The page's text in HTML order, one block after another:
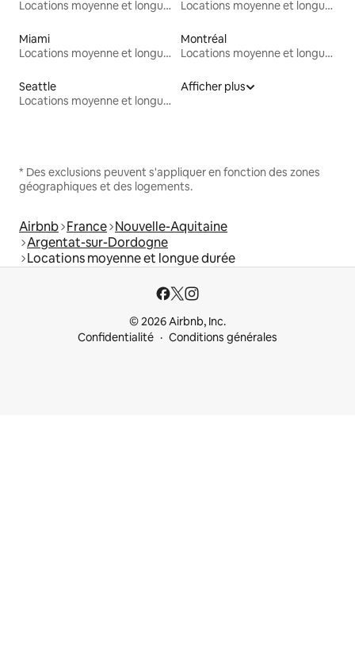
Locations moyenne et longue durée Locations moyenne et longue durée
Miami
Locations moyenne et longue durée
Montréal
Locations moyenne et longue durée
Seattle
Locations moyenne et longue durée
Afficher plus
* Des exclusions peuvent s'appliquer en fonction des zones
géographiques et des logements.
Airbnb France Nouvelle-Aquitaine
Argentat-sur-Dordogne
Locations moyenne et longue durée
© 2026 Airbnb, Inc.
Confidentialité
Conditions générales